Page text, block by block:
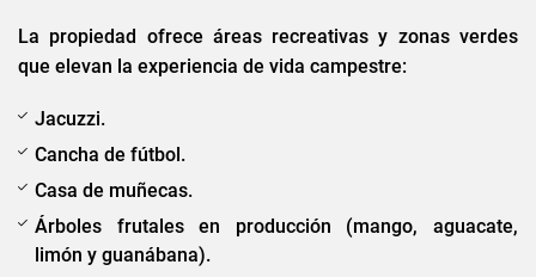
La propiedad ofrece áreas recreativas y zonas verdes
que elevan la experiencia de vida campestre:
Jacuzzi.
Cancha de fútbol.
Casa de muñecas.
Árboles frutales en producción (mango, aguacate,
limón y guanábana).